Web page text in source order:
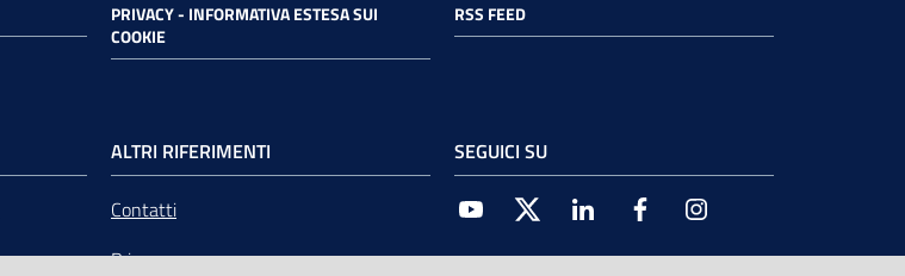
PRIVACY - INFORMATIVA ESTESA SUI
COOKIE
RSS FEED
ALTRI RIFERIMENTI
Contatti
Privacy
SEGUICI SU
Youtube Twitter Linkedin Facebook